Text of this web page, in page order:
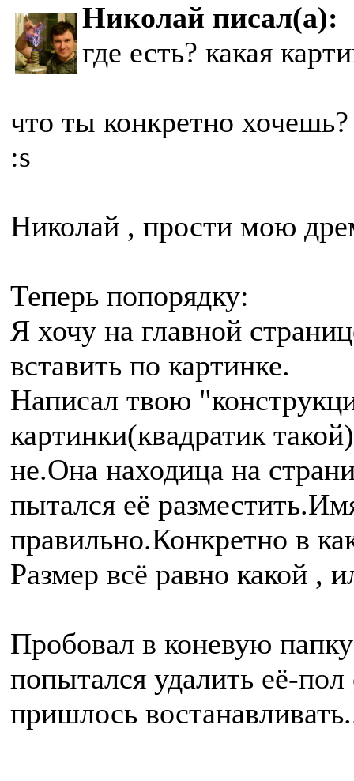
Николай писал(а):
где есть? какая
что ты конкретно
:s
Николай , прости мою
Теперь попорядку:
Я хочу на главной
вставить по картинке.
Написал твою
картинки(квадратик
не.Она находица на
пытался её
правильно.Конкретно в
Размер всё равно какой ,
Пробовал в коневую
попытался удалить её-
пришлось